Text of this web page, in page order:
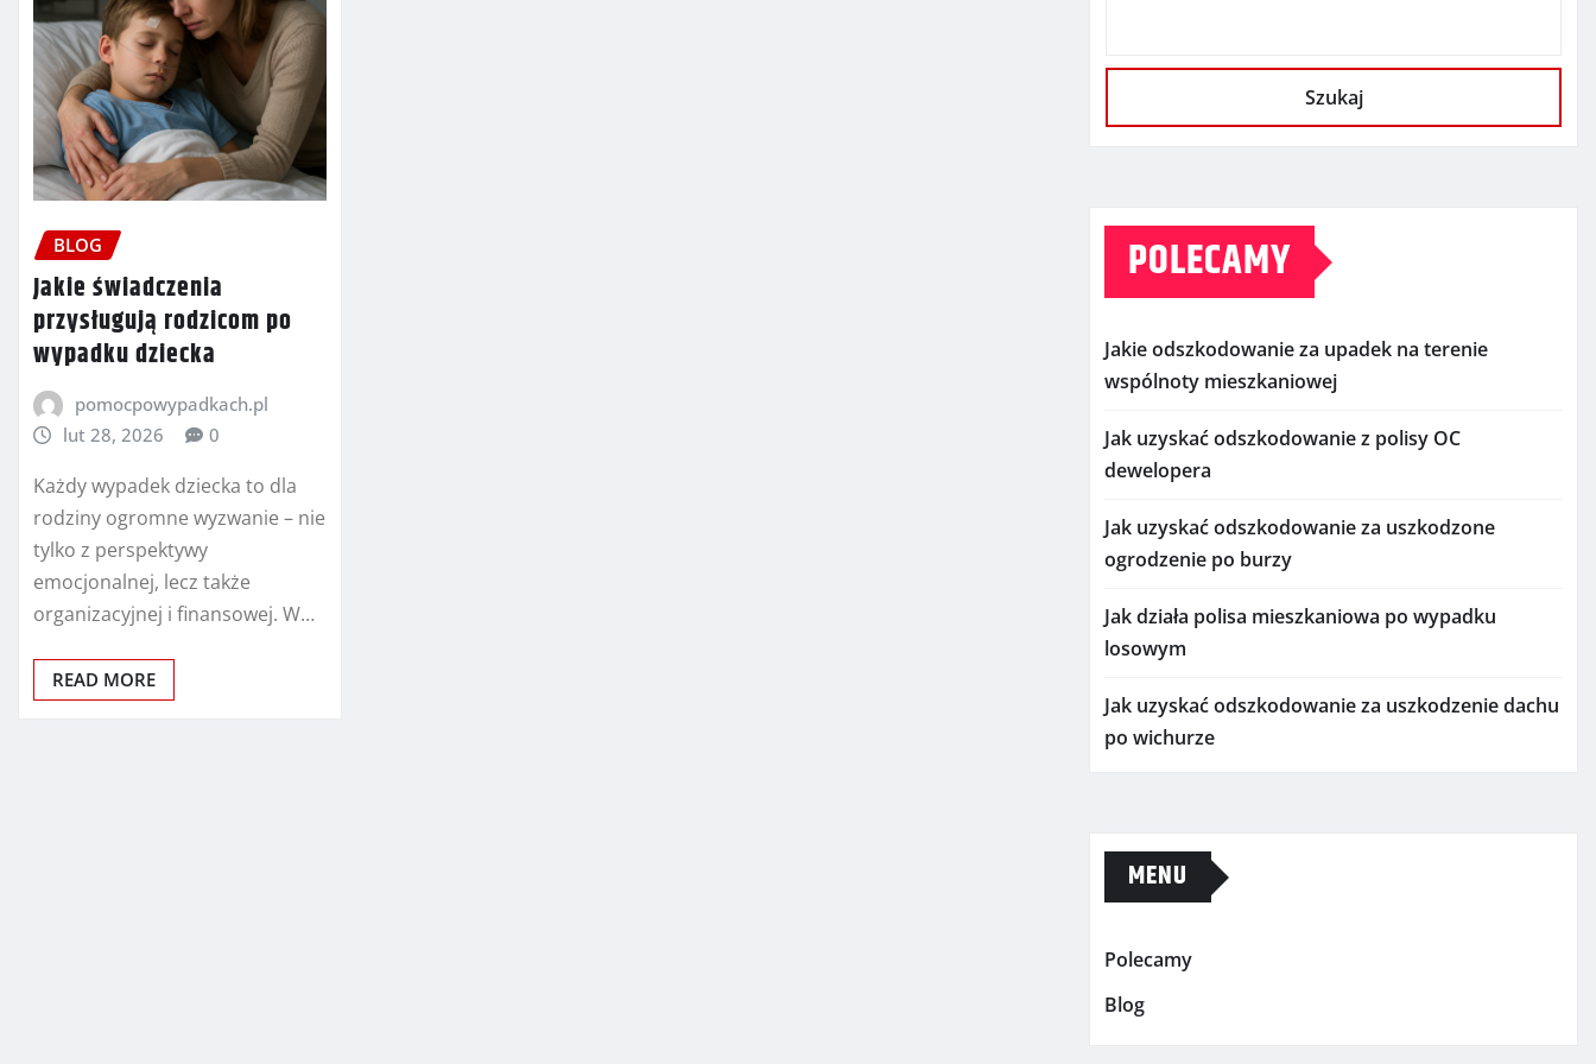
BLOG
Jakie świadczenia
przysługują rodzicom po
wypadku dziecka
pomocpowypadkach.pl
lut 28, 2026
0
Każdy wypadek dziecka to dla
rodziny ogromne wyzwanie – nie
tylko z perspektywy
emocjonalnej, lecz także
organizacyjnej i finansowej. W…
READ MORE
Szukaj
POLECAMY
Jakie odszkodowanie za upadek na terenie
wspólnoty mieszkaniowej
Jak uzyskać odszkodowanie z polisy OC
dewelopera
Jak uzyskać odszkodowanie za uszkodzone
ogrodzenie po burzy
Jak działa polisa mieszkaniowa po wypadku
losowym
Jak uzyskać odszkodowanie za uszkodzenie dachu
po wichurze
MENU
Polecamy
Blog